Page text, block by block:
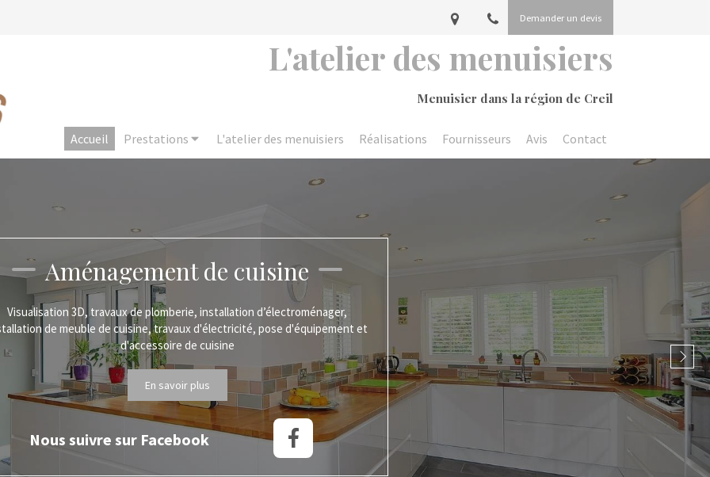
Demander un devis
L'atelier des menuisiers
Menuisier dans la région de Creil
Accueil Prestations L'atelier des menuisiers Réalisations Fournisseurs Avis Contact
Aménagement de dressing
Aménagement de dressing, création d'étagères, mise en place de
luminaires de dressing, création de placard sur mesure, fabrication de
tiroirs, installation d'armoire
En savoir plus
Slide